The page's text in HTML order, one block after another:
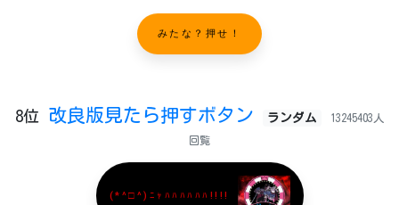
みたな？押せ！
8位 改良版見たら押すボタン ランダム 13245403人
回覧
(*^□^)ﾆｬﾊﾊﾊﾊﾊﾊ!!!!